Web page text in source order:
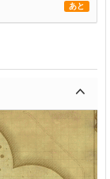
あと